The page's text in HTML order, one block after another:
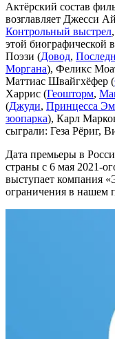
Актёрский состав
возглавляет Джесси
Контрольный выстрел,
этой биографической
Поэзи (Довод,
Моргана), Феликс
Маттиас Швайгхёфер (
Харрис (Геошторм,
(Джуди, Принцесса
зоопарка), Карл
сыграли: Геза Рёриг,
Дата премьеры в
страны с 6 мая 2021-
выступает компания
ограничения в нашем